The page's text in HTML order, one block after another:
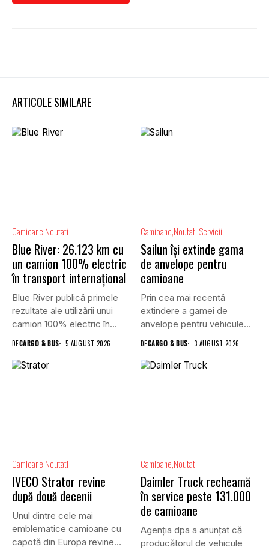
ARTICOLE SIMILARE
Camioane Noutati
Blue River: 26.123 km cu
un camion 100% electric
în transport internațional
Blue River publică primele
rezultate ale utilizării unui
camion 100% electric în...
DECARGO & BUS 5 AUGUST 2026
Camioane Noutati Servicii
Sailun își extinde gama
de anvelope pentru
camioane
Prin cea mai recentă
extindere a gamei de
anvelope pentru vehicule
DECARGO & BUS 3 AUGUST 2026
Camioane Noutati
IVECO Strator revine
după două decenii
Unul dintre cele mai
emblematice camioane cu
capotă din Europa revine
Camioane Noutati
Daimler Truck recheamă
în service peste 131.000
de camioane
Agenția dpa a anunțat că
producătorul de vehicule